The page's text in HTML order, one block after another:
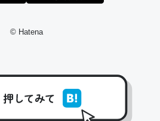
いですよ。参考：
entry/2019/05/15/1805
© Hatena